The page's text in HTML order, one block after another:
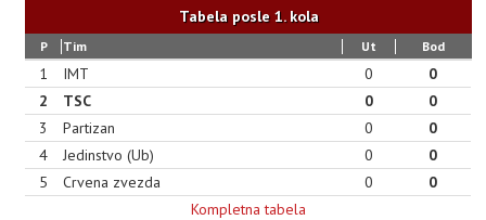
Tabela posle 1. kola
P Tim Ut Bod
1 IMT 0
0
2
TSC 0
0
3
Partizan 0
0
4
Jedinstvo (Ub) 0
0
5
Crvena zvezda 0
0
Kompletna tabela